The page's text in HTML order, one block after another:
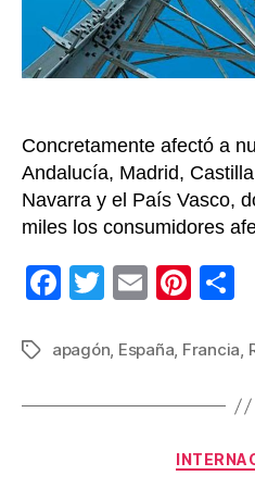
Concretamente afectó a
Andalucía, Madrid,
Navarra y el País Vasco,
miles los consumidores
F
c
T
tt
E
ail
Pi
er
p
ar
Etiquetas
apagón, España, Francia,